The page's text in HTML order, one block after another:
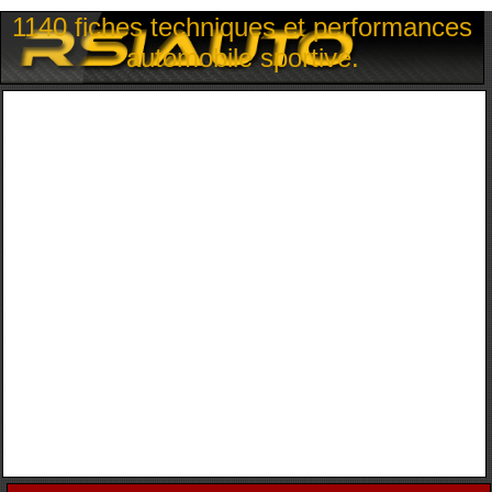
1140 fiches techniques et performances
automobile sportive.